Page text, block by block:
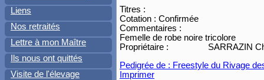
Liens
Nos retraités
Lettre à mon Maître
Ils nous ont quittés
Visite de l'élevage
Titres :
Cotation : Confirmée
Commentaires :
Femelle de robe noire tricolore
Propriétaire :
SARRAZIN
Pedigrée de : Freestyle du Rivage
Imprimer